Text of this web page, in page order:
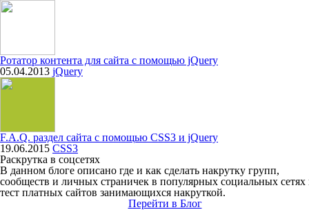
Ротатор контента для сайта с помощью jQuery
05.04.2013 jQuery
F.A.Q. раздел сайта с помощью CSS3 и jQuery
19.06.2015 CSS3
Раскрутка в соцсетях
В данном блоге описано где и как сделать накрутку групп,
сообществ и личных страничек в популярных социальных сетях
тест платных сайтов занимающихся накруткой.
Перейти в Блог